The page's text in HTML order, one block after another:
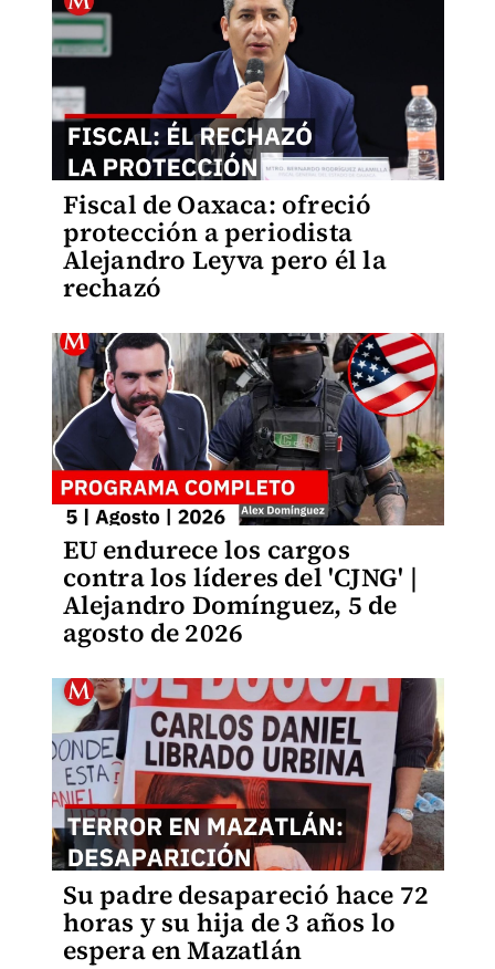
Fiscal de Oaxaca: ofreció
protección a periodista
Alejandro Leyva pero él la
rechazó
EU endurece los cargos
contra los líderes del 'CJNG' |
Alejandro Domínguez, 5 de
agosto de 2026
Su padre desapareció hace 72
horas y su hija de 3 años lo
espera en Mazatlán